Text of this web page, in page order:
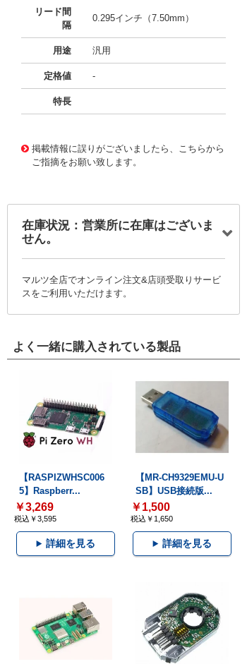
リード間
隔
0.295インチ（7.50mm）
用途 汎用
定格値 -
特長
掲載情報に誤りがございましたら、こちらから
ご指摘をお願い致します。
在庫状況：営業所に在庫はございま
せん。
マルツ全店でオンライン注文&店頭受取りサービ
スをご利用いただけます。
よく一緒に購入されている製品
【RASPIZWHSC006
5】Raspberr...
￥3,269
税込￥3,595
詳細を見る
【MR-CH9329EMU-U
SB】USB接続版...
￥1,500
税込￥1,650
詳細を見る